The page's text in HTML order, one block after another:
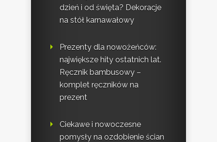
dzień i od święta? Dekoracje
na stół karnawałowy
Prezenty dla nowożeńców:
największe hity ostatnich lat.
Ręcznik bambusowy –
komplet ręczników na
prezent
Ciekawe i nowoczesne
pomysły na ozdobienie ścian